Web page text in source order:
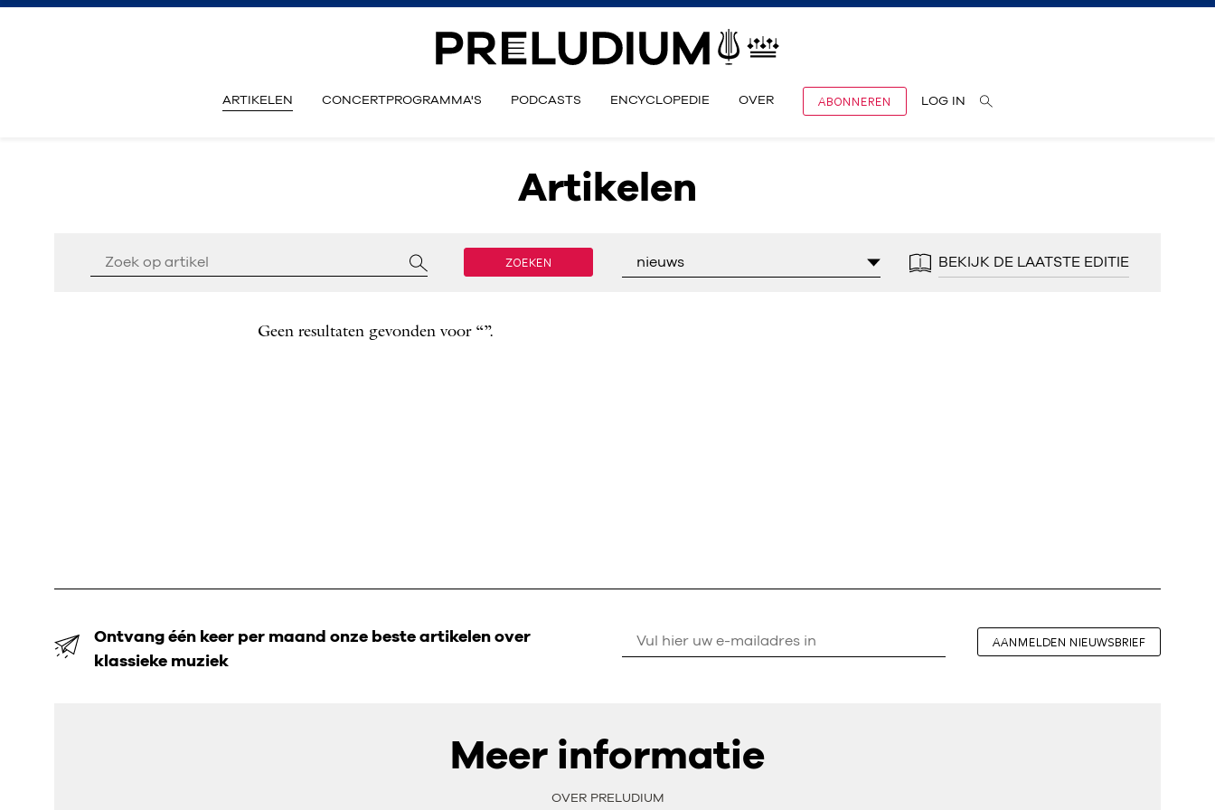
ARTIKELEN CONCERTPROGRAMMA'S PODCASTS ENCYCLOPEDIE OVER ABONNEREN LOG IN
Artikelen
ZOEKEN nieuws BEKIJK DE LAATSTE EDITIE
Geen resultaten gevonden voor “”.
Ontvang één keer per maand onze beste artikelen over
klassieke muziek
AANMELDEN NIEUWSBRIEF
Meer informatie
OVER PRELUDIUM